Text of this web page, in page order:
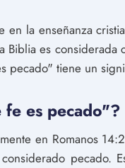
la enseñanza
es
pecado" tiene un
es pecado"?
en Romanos
pecado.